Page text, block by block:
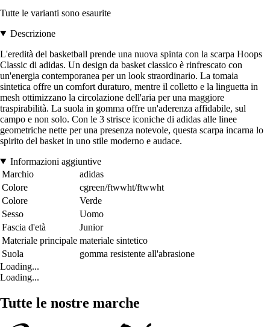
Tutte le varianti sono esaurite
Descrizione
L'eredità del basketball prende una nuova spinta con la scarpa Hoops
Classic di adidas. Un design da basket classico è rinfrescato con
un'energia contemporanea per un look straordinario. La tomaia
sintetica offre un comfort duraturo, mentre il colletto e la linguetta in
mesh ottimizzano la circolazione dell'aria per una maggiore
traspirabilità. La suola in gomma offre un'aderenza affidabile, sul
campo e non solo. Con le 3 strisce iconiche di adidas alle linee
geometriche nette per una presenza notevole, questa scarpa incarna lo
spirito del basket in uno stile moderno e audace.
Informazioni aggiuntive
Marchio
adidas
Colore
cgreen/ftwwht/ftwwht
Colore
Verde
Sesso
Uomo
Fascia d'età
Junior
Materiale principale materiale sintetico
Suola
gomma resistente all'abrasione
Loading...
Loading...
Tutte le nostre marche